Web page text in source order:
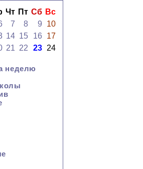
Чт Пт Сб Вс
7 8 9
10
14 15 16
17
21 22 23
24
неделю